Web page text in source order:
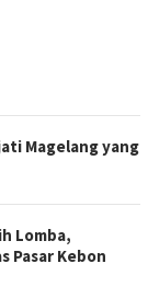
Magelang yang
Lomba,
Pasar Kebon